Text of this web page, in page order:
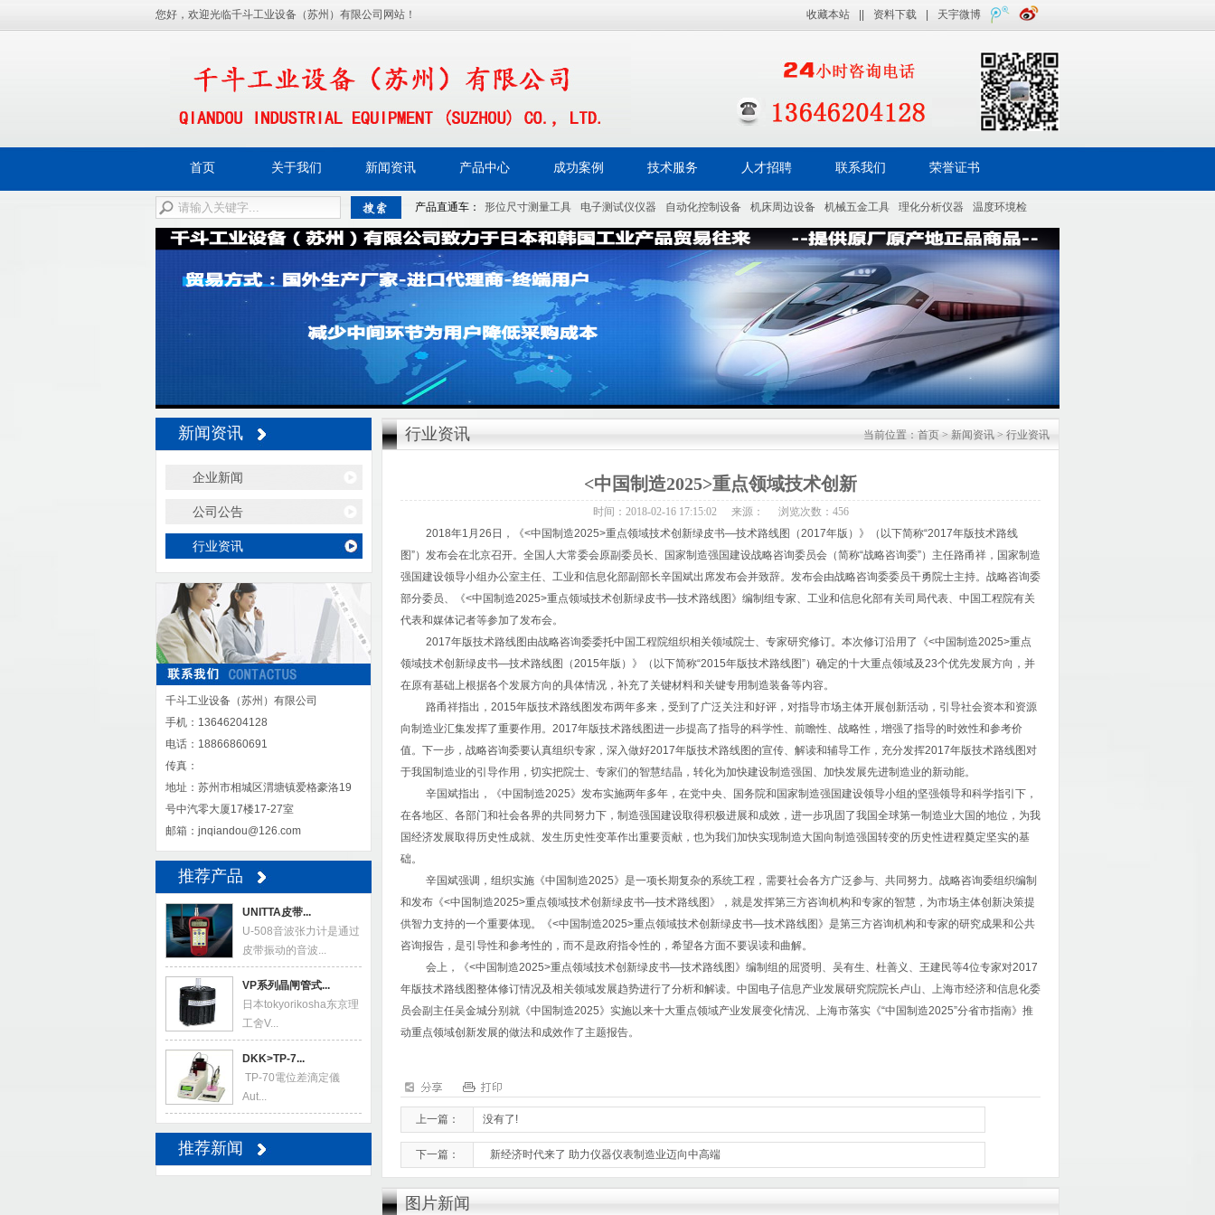
您好，欢迎光临千斗工业设备（苏州）有限公司网站！ 收藏本站 资料下载 天宇微博
首页 关于我们 新闻资讯 产品中心 成功案例 技术服务 人才招聘 联系我们 荣誉证书
产品直通车： 形位尺寸测量工具 电子测试仪仪器 自动化控制设备 机床周边设备 机械五金工具 理化分析仪器
温度环境检
测仪器
光学分析仪器 其他
新闻资讯
企业新闻
公司公告
行业资讯
千斗工业设备（苏州）有限公司
手机：13646204128
电话：18866860691
传真：
地址：苏州市相城区渭塘镇爱格豪洛19
号中汽零大厦17楼17-27室
邮箱：jnqiandou@126.com
推荐产品
UNITTA皮带...
U-508音波张力计是通过
皮带振动的音波...
VP系列晶闸管式...
日本tokyorikosha东京理
工舍V...
DKK>TP-7...
TP-70電位差滴定儀
Aut...
推荐新闻
行业资讯 当前位置： 首页 > 新闻资讯 > 行业资讯
<中国制造2025>重点领域技术创新
时间：2018-02-16 17:15:02 来源： 浏览次数： 456
2018年1月26日，《<中国制造2025>重点领域技术创新绿皮书—技术路线图（2017年版）》（以下简称“2017年版技术路线
图”）发布会在北京召开。全国人大常委会原副委员长、国家制造强国建设战略咨询委员会（简称“战略咨询委”）主任路甬祥，国家制造
强国建设领导小组办公室主任、工业和信息化部副部长辛国斌出席发布会并致辞。发布会由战略咨询委委员干勇院士主持。战略咨询委
部分委员、《<中国制造2025>重点领域技术创新绿皮书—技术路线图》编制组专家、工业和信息化部有关司局代表、中国工程院有关
代表和媒体记者等参加了发布会。
2017年版技术路线图由战略咨询委委托中国工程院组织相关领域院士、专家研究修订。本次修订沿用了《<中国制造2025>重点
领域技术创新绿皮书—技术路线图（2015年版）》（以下简称“2015年版技术路线图”）确定的十大重点领域及23个优先发展方向，并
在原有基础上根据各个发展方向的具体情况，补充了关键材料和关键专用制造装备等内容。
路甬祥指出，2015年版技术路线图发布两年多来，受到了广泛关注和好评，对指导市场主体开展创新活动，引导社会资本和资源
向制造业汇集发挥了重要作用。2017年版技术路线图进一步提高了指导的科学性、前瞻性、战略性，增强了指导的时效性和参考价
值。下一步，战略咨询委要认真组织专家，深入做好2017年版技术路线图的宣传、解读和辅导工作，充分发挥2017年版技术路线图对
于我国制造业的引导作用，切实把院士、专家们的智慧结晶，转化为加快建设制造强国、加快发展先进制造业的新动能。
辛国斌指出，《中国制造2025》发布实施两年多年，在党中央、国务院和国家制造强国建设领导小组的坚强领导和科学指引下，
在各地区、各部门和社会各界的共同努力下，制造强国建设取得积极进展和成效，进一步巩固了我国全球第一制造业大国的地位，为我
国经济发展取得历史性成就、发生历史性变革作出重要贡献，也为我们加快实现制造大国向制造强国转变的历史性进程奠定坚实的基
础。
辛国斌强调，组织实施《中国制造2025》是一项长期复杂的系统工程，需要社会各方广泛参与、共同努力。战略咨询委组织编制
和发布《<中国制造2025>重点领域技术创新绿皮书—技术路线图》，就是发挥第三方咨询机构和专家的智慧，为市场主体创新决策提
供智力支持的一个重要体现。《<中国制造2025>重点领域技术创新绿皮书—技术路线图》是第三方咨询机构和专家的研究成果和公共
咨询报告，是引导性和参考性的，而不是政府指令性的，希望各方面不要误读和曲解。
会上，《<中国制造2025>重点领域技术创新绿皮书—技术路线图》编制组的屈贤明、吴有生、杜善义、王建民等4位专家对2017
年版技术路线图整体修订情况及相关领域发展趋势进行了分析和解读。中国电子信息产业发展研究院院长卢山、上海市经济和信息化委
员会副主任吴金城分别就《中国制造2025》实施以来十大重点领域产业发展变化情况、上海市落实《“中国制造2025”分省市指南》推
动重点领域创新发展的做法和成效作了主题报告。
上一篇： 没有了!
下一篇： 新经济时代来了 助力仪器仪表制造业迈向中高端
图片新闻